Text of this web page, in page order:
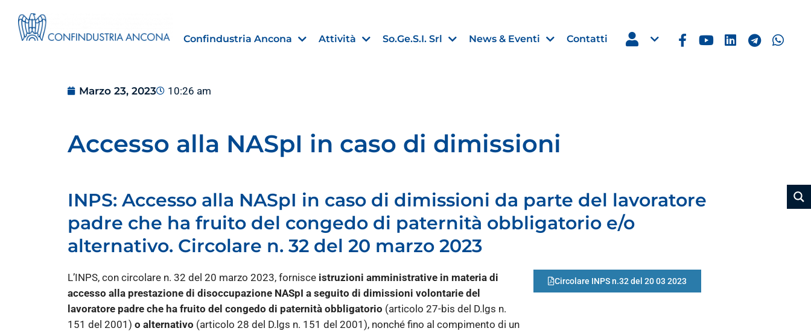
Confindustria Ancona Attività So.Ge.S.I. Srl News & Eventi
preferenziale
30 Luglio 2026
Leggi →
Finanza agevolata
30 Luglio 2026
Leggi →
30 Luglio 2026
Leggi →
Contatti
Marzo 23, 2023 10:26 am
Accesso alla NASpI in caso di dimissioni
INPS: Accesso alla NASpI in caso di dimissioni da parte del lavoratore
padre che ha fruito del congedo di paternità obbligatorio e/o
alternativo. Circolare n. 32 del 20 marzo 2023
L’INPS, con circolare n. 32 del 20 marzo 2023, fornisce istruzioni amministrative in materia di
accesso alla prestazione di disoccupazione NASpI a seguito di dimissioni volontarie del
lavoratore padre che ha fruito del congedo di paternità obbligatorio (articolo 27-bis del D.lgs n.
151 del 2001) o alternativo (articolo 28 del D.lgs n. 151 del 2001), nonché fino al compimento di un
Circolare INPS n.32 del 20 03 2023